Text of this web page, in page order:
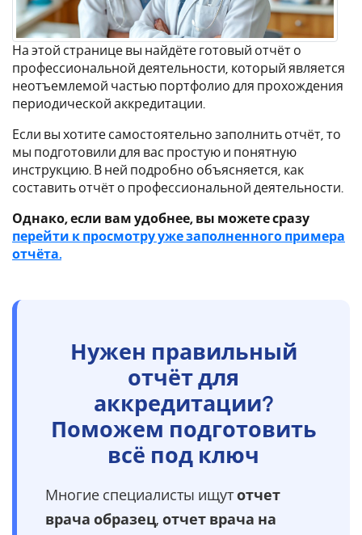
На этой странице вы найдёте готовый отчёт о
профессиональной деятельности, который является
неотъемлемой частью портфолио для прохождения
периодической аккредитации.
Если вы хотите самостоятельно заполнить отчёт, то
мы подготовили для вас простую и понятную
инструкцию. В ней подробно объясняется, как
составить отчёт о профессиональной деятельности.
Однако, если вам удобнее, вы можете сразу
перейти к просмотру уже заполненного примера
отчёта.
Нужен правильный
отчёт для
аккредитации?
Поможем подготовить
всё под ключ
Многие специалисты ищут отчет
врача образец, отчет врача на